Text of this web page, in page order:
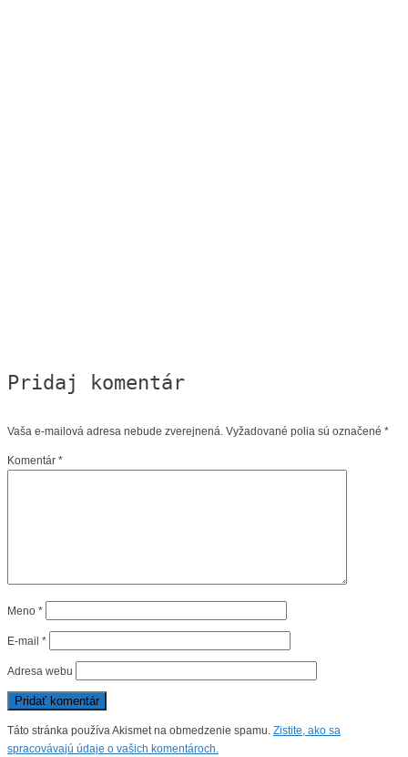
Pridaj komentár
Vaša e-mailová adresa nebude zverejnená. Vyžadované polia sú označené *
Komentár *
Meno *
E-mail *
Adresa webu
Táto stránka používa Akismet na obmedzenie spamu. Zistite, ako sa
spracovávajú údaje o vašich komentároch.